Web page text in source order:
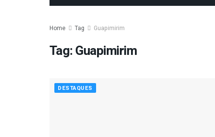
Home Tag Guapimirim
Tag:Guapimirim
DESTAQUES